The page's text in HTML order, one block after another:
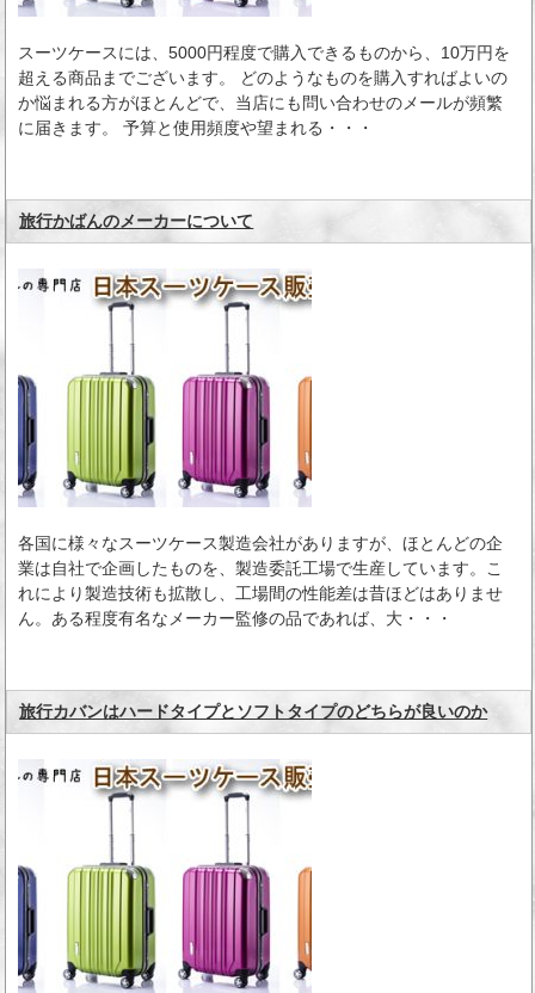
スーツケースには、5000円程度で購入できるものから、10万円を
超える商品までございます。 どのようなものを購入すればよいの
か悩まれる方がほとんどで、当店にも問い合わせのメールが頻繁
に届きます。 予算と使用頻度や望まれる・・・
旅行かばんのメーカーについて
各国に様々なスーツケース製造会社がありますが、ほとんどの企
業は自社で企画したものを、製造委託工場で生産しています。こ
れにより製造技術も拡散し、工場間の性能差は昔ほどはありませ
ん。ある程度有名なメーカー監修の品であれば、大・・・
旅行カバンはハードタイプとソフトタイプのどちらが良いのか